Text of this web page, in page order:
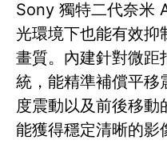
Sony 獨特二代奈米
光環境下也能有效抑
畫質。內建針對微距
統，能精準補償平移
度震動以及前後移動
能獲得穩定清晰的影